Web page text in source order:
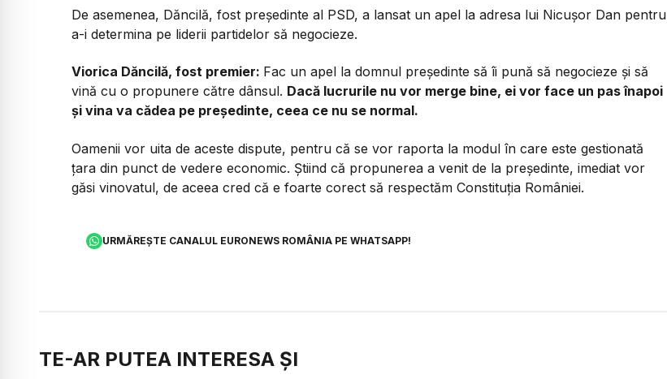
De asemenea, Dăncilă, fost președinte al PSD, a lansat un apel la adresa lui Nicușor Dan pentru
a-i determina pe liderii partidelor să negocieze.
Viorica Dăncilă, fost premier: Fac un apel la domnul președinte să îi pună să negocieze și să
vină cu o propunere către dânsul. Dacă lucrurile nu vor merge bine, ei vor face un pas înapoi
și vina va cădea pe președinte, ceea ce nu se normal.
Oamenii vor uita de aceste dispute, pentru că se vor raporta la modul în care este gestionată
țara din punct de vedere economic. Știind că propunerea a venit de la președinte, imediat vor
găsi vinovatul, de aceea cred că e foarte corect să respectăm Constituția României.
URMĂREȘTE CANALUL EURONEWS ROMÂNIA PE WHATSAPP!
TE-AR PUTEA INTERESA ȘI